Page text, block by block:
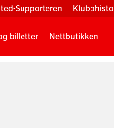
Supporteren
billetter Nettbutikken